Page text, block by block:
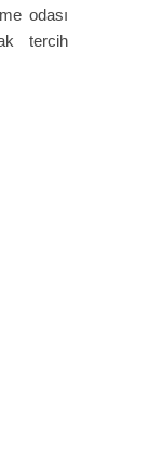
odası
tercih